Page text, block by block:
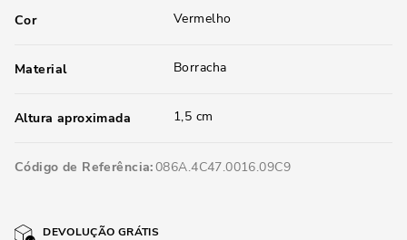
Cor Vermelho
Material Borracha
Altura aproximada 1,5 cm
Código de Referência 086A.4C47.0016.09C9
DEVOLUÇÃO GRÁTIS